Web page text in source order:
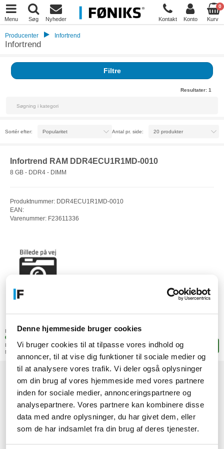
Denne hjemmeside bruger cookies
Vi bruger cookies til at tilpasse vores indhold og
annoncer, til at vise dig funktioner til sociale medier og
til at analysere vores trafik. Vi deler også oplysninger
om din brug af vores hjemmeside med vores partnere
inden for sociale medier, annonceringspartnere og
analysepartnere. Vores partnere kan kombinere disse
data med andre oplysninger, du har givet dem, eller
som de har indsamlet fra din brug af deres tjenester.
Menu Søg Nyheder Kontakt Konto
0
Kurv
Producenter Infortrend
Infortrend
Filtre
Resultater: 1
Sortér efter: Antal pr. side:
Infortrend RAM DDR4ECU1R1MD-0010
8 GB - DDR4 - DIMM
Produktnummer: DDR4ECU1R1MD-0010
EAN:
Varenummer: F23611336
Lagerstatus:
Leveringstid: 4-8 hverdage
Mere leveringsinfo
Læg i kurven
1